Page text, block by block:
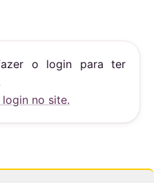
o login para ter
no site.